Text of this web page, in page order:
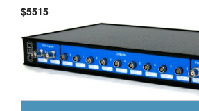
$5515